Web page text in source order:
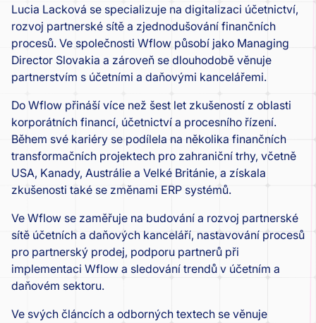
Lucia Lacková se specializuje na digitalizaci účetnictví,
rozvoj partnerské sítě a zjednodušování finančních
procesů. Ve společnosti Wflow působí jako Managing
Director Slovakia a zároveň se dlouhodobě věnuje
partnerstvím s účetními a daňovými kancelářemi.
Do Wflow přináší více než šest let zkušeností z oblasti
korporátních financí, účetnictví a procesního řízení.
Během své kariéry se podílela na několika finančních
transformačních projektech pro zahraniční trhy, včetně
USA, Kanady, Austrálie a Velké Británie, a získala
zkušenosti také se změnami ERP systémů.
Ve Wflow se zaměřuje na budování a rozvoj partnerské
sítě účetních a daňových kanceláří, nastavování procesů
pro partnerský prodej, podporu partnerů při
implementaci Wflow a sledování trendů v účetním a
daňovém sektoru.
Ve svých článcích a odborných textech se věnuje